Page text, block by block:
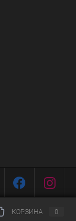
КОРЗИНА 0